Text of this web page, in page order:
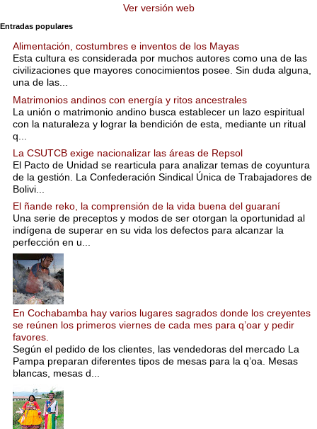
Ver versión web
Entradas populares
Alimentación, costumbres e inventos de los Mayas
Esta cultura es considerada por muchos autores como una de las
civilizaciones que mayores conocimientos posee. Sin duda alguna,
una de las...
Matrimonios andinos con energía y ritos ancestrales
La unión o matrimonio andino busca establecer un lazo espiritual
con la naturaleza y lograr la bendición de esta, mediante un ritual
q...
La CSUTCB exige nacionalizar las áreas de Repsol
El Pacto de Unidad se rearticula para analizar temas de coyuntura
de la gestión. La Confederación Sindical Única de Trabajadores de
Bolivi...
El ñande reko, la comprensión de la vida buena del guaraní
Una serie de preceptos y modos de ser otorgan la oportunidad al
indígena de superar en su vida los defectos para alcanzar la
perfección en u...
En Cochabamba hay varios lugares sagrados donde los creyentes
se reúnen los primeros viernes de cada mes para q’oar y pedir
favores.
Según el pedido de los clientes, las vendedoras del mercado La
Pampa preparan diferentes tipos de mesas para la q’oa. Mesas
blancas, mesas d...